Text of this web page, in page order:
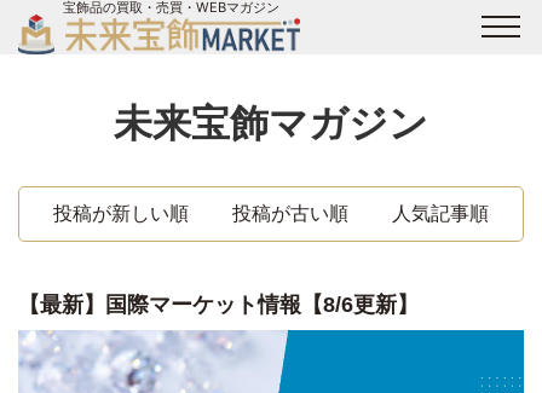
宝飾品の買取・売買・WEBマガジン
ジュエリー買取
未来宝飾マガジン
運営会社
未来宝飾マガジン
投稿が新しい順 投稿が古い順 人気記事順
【最新】国際マーケット情報【8/6更新】